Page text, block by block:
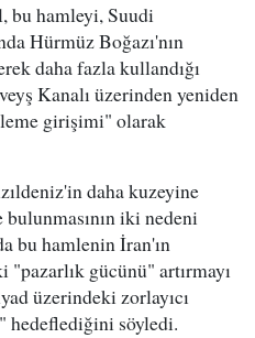
bu hamleyi, Suudi
Hürmüz Boğazı'nın
daha fazla kullandığı
Kanalı üzerinden yeniden
girişimi" olarak
daha kuzeyine
iki nedeni
bu hamlenin İran'ın
gücünü" artırmayı
üzerindeki zorlayıcı
hedeflediğini söyledi.